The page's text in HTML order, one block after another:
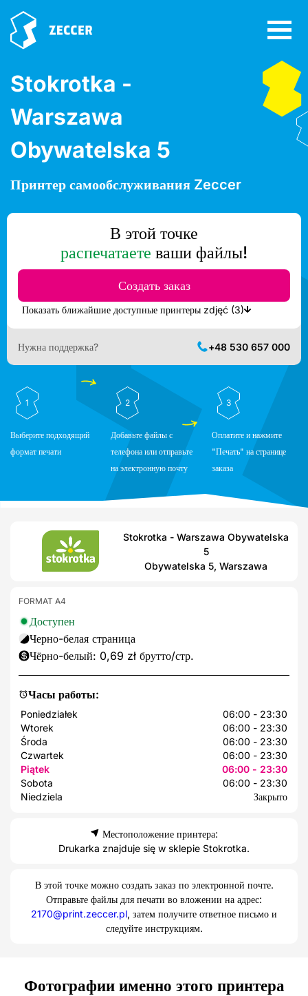
Stokrotka -
Warszawa
Obywatelska 5
Принтер самообслуживания Zeccer
В этой точке
распечатаете ваши файлы!
Создать заказ
Показать ближайшие доступные принтеры zdjęć (3)
Нужна поддержка? +48 530 657 000
1
Выберите подходящий
формат печати
2
Добавьте файлы с
телефона или отправьте
на электронную почту
3
Оплатите и нажмите
"Печать" на странице
заказа
Stokrotka - Warszawa Obywatelska
5
Obywatelska 5, Warszawa
Часы работы:
Poniedziałek
06:00 - 23:30
Wtorek
06:00 - 23:30
Środa
06:00 - 23:30
Czwartek
06:00 - 23:30
Piątek
06:00 - 23:30
Sobota
06:00 - 23:30
Niedziela
Закрыто
FORMAT A4
Доступен
Черно-белая страница
Чёрно-белый: 0,69 zł брутто/стр.
Местоположение принтера:
Drukarka znajduje się w sklepie Stokrotka.
В этой точке можно создать заказ по электронной почте.
Отправьте файлы для печати во вложении на адрес:
2170@print.zeccer.pl, затем получите ответное письмо и
следуйте инструкциям.
Фотографии именно этого принтера